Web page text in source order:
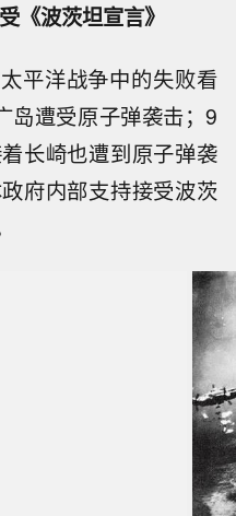
《波茨坦宣言》
平洋战争中的失败看
岛遭受原子弹袭击；9
长崎也遭到原子弹袭
府内部支持接受波茨